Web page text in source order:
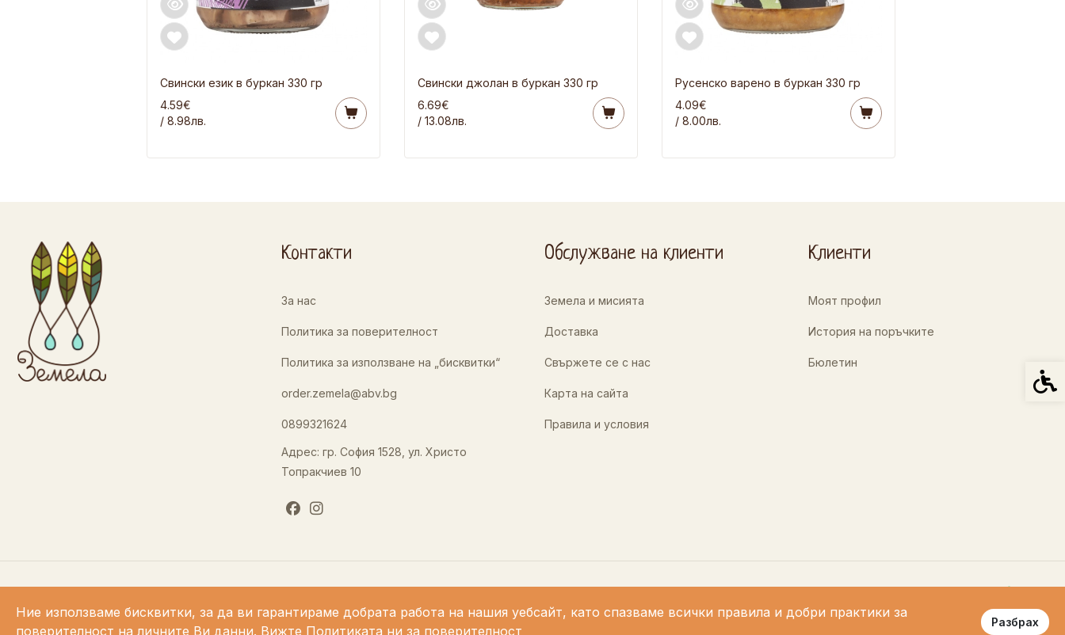
Свински език в буркан 330 гр
4.59€
/ 8.98лв.
Свински джолан в буркан 330 гр
6.69€
/ 13.08лв.
Русенско варено в буркан 330 гр
4.09€
/ 8.00лв.
Ние използваме бисквитки, за да ви гарантираме добрата работа на нашия уебсайт, като спазваме всички правила и добри практики за
поверителност на личните Ви данни. Вижте Политиката ни за поверителност
Разбрах
Контакти
За нас
Политика за поверителност
Политика за използване на „бисквитки“
order.zemela@abv.bg
0899321624
Адрес: гр. София 1528, ул. Христо
Топракчиев 10
Обслужване на клиенти
Земела и мисията
Доставка
Свържете се с нас
Карта на сайта
Правила и условия
Клиенти
Моят профил
История на поръчките
Бюлетин